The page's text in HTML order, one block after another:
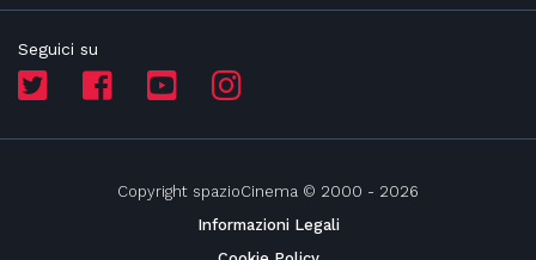
Seguici su
Copyright spazioCinema © 2000 - 2026
Informazioni Legali